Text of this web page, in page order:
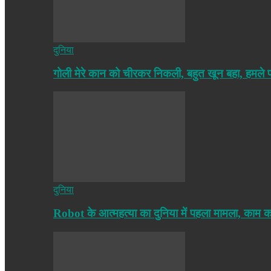
दुनिया
गोली मेरे कान को चीरकर निकली, बहुत खून बहा, हमले
दुनिया
Robot के आत्महत्या का दुनिया में पहला मामला, काम